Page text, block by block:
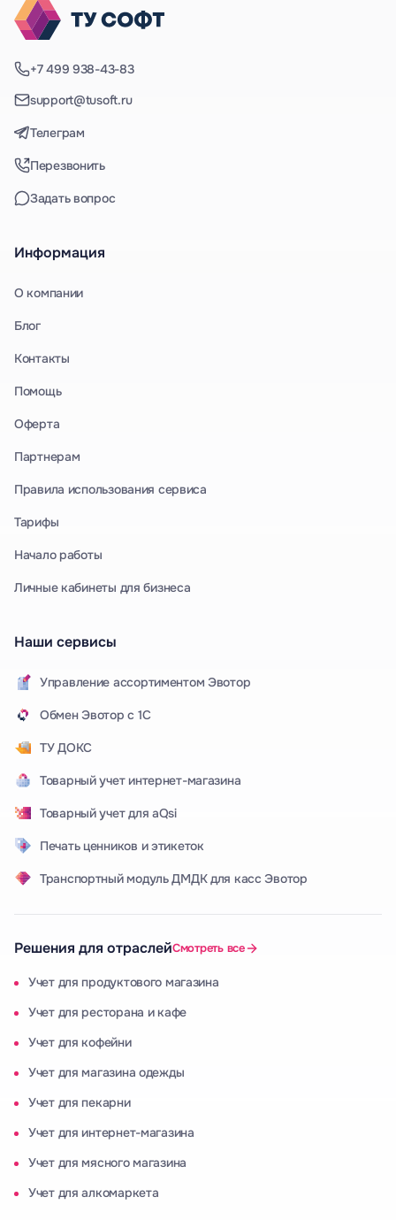
+7 499 938-43-83
support@tusoft.ru
Телеграм
Перезвонить
Задать вопрос
Информация
О компании
Блог
Контакты
Помощь
Оферта
Партнерам
Правила использования сервиса
Тарифы
Начало работы
Личные кабинеты для бизнеса
Наши сервисы
Управление ассортиментом Эвотор
Обмен Эвотор с 1С
ТУ ДОКС
Товарный учет интернет-магазина
Товарный учет для aQsi
Печать ценников и этикеток
Транспортный модуль ДМДК для касс Эвотор
Решения для отраслейСмотреть все
Учет для продуктового магазина
Учет для ресторана и кафе
Учет для кофейни
Учет для магазина одежды
Учет для пекарни
Учет для интернет-магазина
Учет для мясного магазина
Учет для алкомаркета